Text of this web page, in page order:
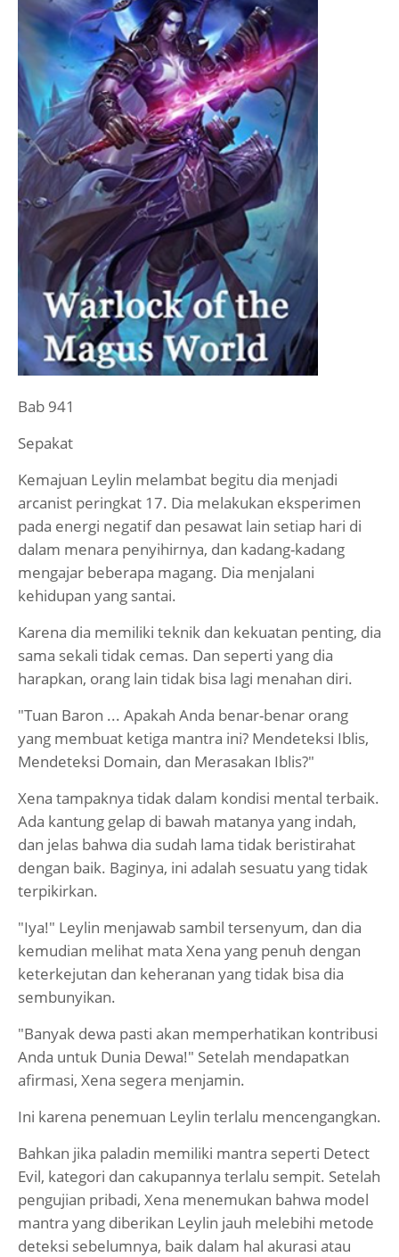
Bab 941
Sepakat
Kemajuan Leylin melambat begitu dia menjadi
arcanist peringkat 17. Dia melakukan eksperimen
pada energi negatif dan pesawat lain setiap hari di
dalam menara penyihirnya, dan kadang-kadang
mengajar beberapa magang. Dia menjalani
kehidupan yang santai.
Karena dia memiliki teknik dan kekuatan penting, dia
sama sekali tidak cemas. Dan seperti yang dia
harapkan, orang lain tidak bisa lagi menahan diri.
"Tuan Baron ... Apakah Anda benar-benar orang
yang membuat ketiga mantra ini? Mendeteksi Iblis,
Mendeteksi Domain, dan Merasakan Iblis?"
Xena tampaknya tidak dalam kondisi mental terbaik.
Ada kantung gelap di bawah matanya yang indah,
dan jelas bahwa dia sudah lama tidak beristirahat
dengan baik. Baginya, ini adalah sesuatu yang tidak
terpikirkan.
"Iya!" Leylin menjawab sambil tersenyum, dan dia
kemudian melihat mata Xena yang penuh dengan
keterkejutan dan keheranan yang tidak bisa dia
sembunyikan.
"Banyak dewa pasti akan memperhatikan kontribusi
Anda untuk Dunia Dewa!" Setelah mendapatkan
afirmasi, Xena segera menjamin.
Ini karena penemuan Leylin terlalu mencengangkan.
Bahkan jika paladin memiliki mantra seperti Detect
Evil, kategori dan cakupannya terlalu sempit. Setelah
pengujian pribadi, Xena menemukan bahwa model
mantra yang diberikan Leylin jauh melebihi metode
deteksi sebelumnya, baik dalam hal akurasi atau